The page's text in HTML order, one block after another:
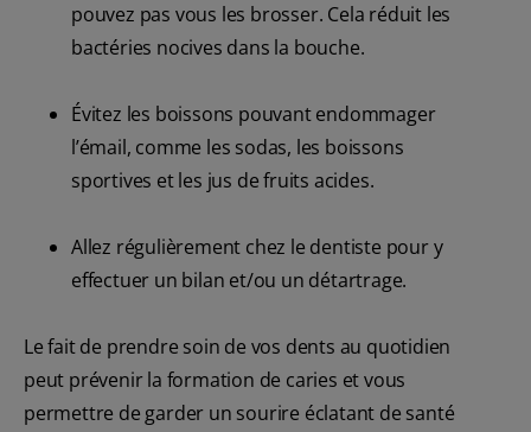
pouvez pas vous les brosser. Cela réduit les
bactéries nocives dans la bouche.
Évitez les boissons pouvant endommager
l’émail, comme les sodas, les boissons
sportives et les jus de fruits acides.
Allez régulièrement chez le dentiste pour y
effectuer un bilan et/ou un détartrage.
Le fait de prendre soin de vos dents au quotidien
peut prévenir la formation de caries et vous
permettre de garder un sourire éclatant de santé